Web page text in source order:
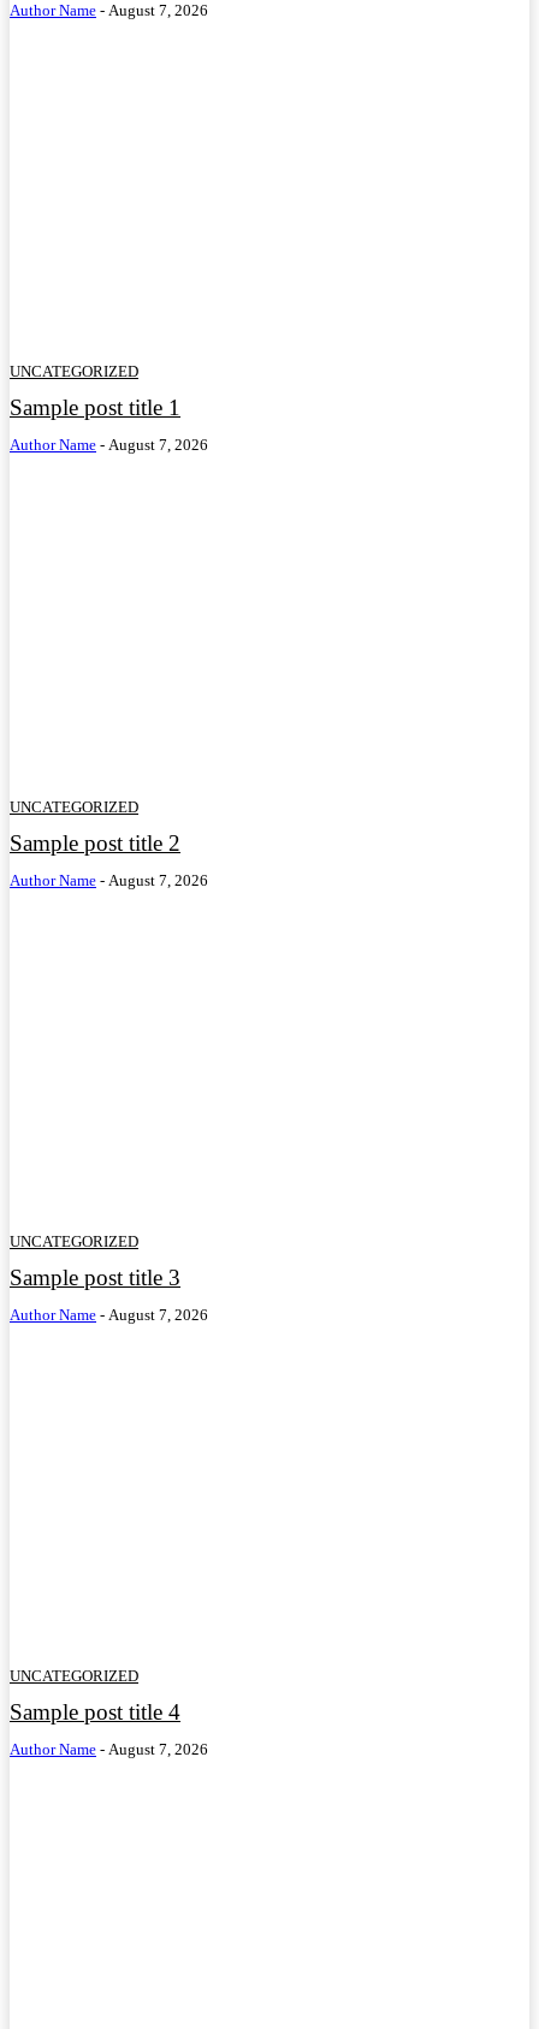
Author Name - August 7, 2026
UNCATEGORIZED
Sample post title 1
Author Name - August 7, 2026
UNCATEGORIZED
Sample post title 2
Author Name - August 7, 2026
UNCATEGORIZED
Sample post title 3
Author Name - August 7, 2026
UNCATEGORIZED
Sample post title 4
Author Name - August 7, 2026